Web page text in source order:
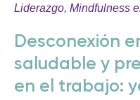
Liderazgo, Mindfulness
Desconexión
saludable y
en el trabajo: